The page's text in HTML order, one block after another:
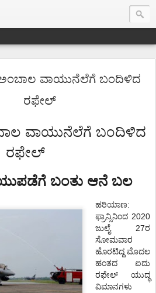
ವಾಯುನೆಲೆಗೆ ಬಂದಿಳಿದ
ರಫೇಲ್
ವಾಯುನೆಲೆಗೆ ಬಂದಿಳಿದ
ರಫೇಲ್
ಬಂತು ಆನೆ ಬಲ
ಹರಿಯಾಣ:
ಫ್ರಾನ್ಸಿನಿಂದ 2020
ಜುಲೈ 27ರ
ಸೋಮವಾರ
ಹೊರಟಿದ್ದ ಮೊದಲ
ಹಂತದ
ಐದು
ರಫೇಲ್
ಯುದ್ಧ
ವಿಮಾನಗಳು